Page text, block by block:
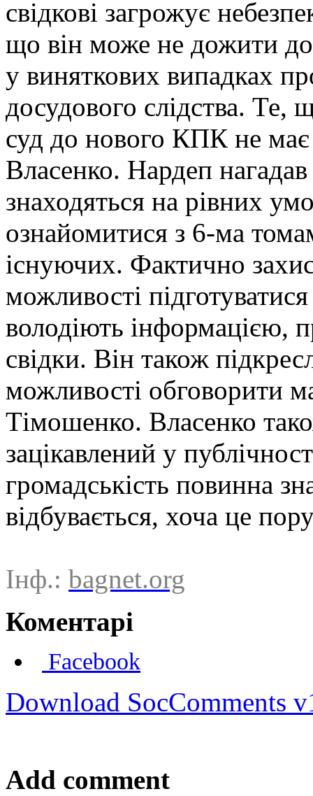
свідкові загрожує
що він може не дожити до
у виняткових випадках
досудового слідства. Те,
суд до нового КПК не
Власенко. Нардеп
знаходяться на рівних
ознайомитися з 6-ма
існуючих. Фактично
можливості
володіють інформацією,
свідки. Він також
можливості обговорити
Тімошенко. Власенко
зацікавлений у
громадськість повинна
відбувається, хоча це
Інф.: bagnet.org
Коментарі
Facebook
Download SocComments
Add comment